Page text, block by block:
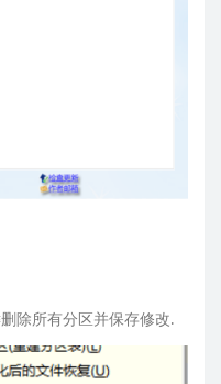
除所有分区并保存修改.